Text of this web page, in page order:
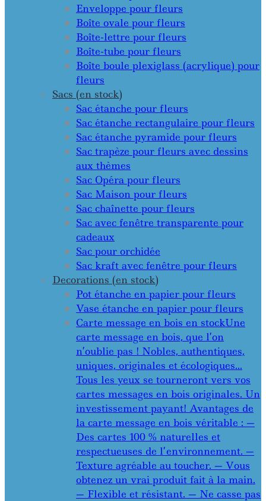
Enveloppe pour fleurs
Boîte ovale pour fleurs
Boîte-lettre pour fleurs
Boîte-tube pour fleurs
Boîte boule plexiglass (acrylique) pour
fleurs
Sacs (en stock)
Sac étanche pour fleurs
Sac étanche rectangulaire pour fleurs
Sac étanche pyramide pour fleurs
Sac trapèze pour fleurs avec dessins
aux thèmes
Sac Opéra pour fleurs
Sac Maison pour fleurs
Sac chaînette pour fleurs
Sac avec fenêtre transparente pour
cadeaux
Sac pour orchidée
Sac kraft avec fenêtre pour fleurs
Decorations (en stock)
Pot étanche en papier pour fleurs
Vase étanche en papier pour fleurs
Carte message en bois en stockUne
carte message en bois, que l’on
n’oublie pas ! Nobles, authentiques,
uniques, originales et écologiques…
Tous les yeux se tourneront vers vos
cartes messages en bois originales. Un
investissement payant! Avantages de
la carte message en bois véritable : —
Des cartes 100 % naturelles et
respectueuses de l’environnement. —
Texture agréable au toucher. — Vous
obtenez un vrai produit fait à la main.
— Flexible et résistant. — Ne casse pas